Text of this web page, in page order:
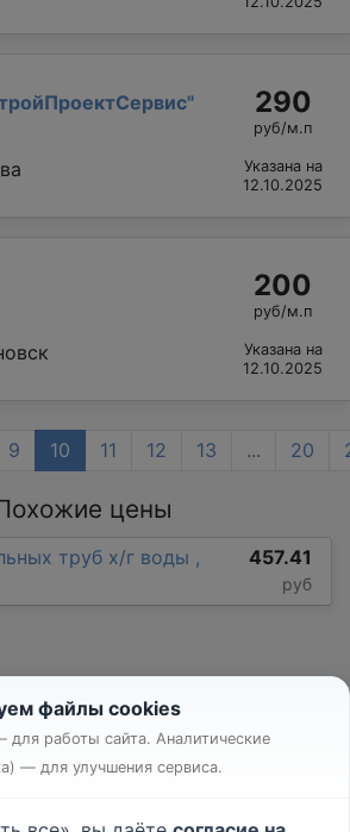
290
руб/м.п
Указана на
12.10.2025
200
руб/м.п
Указана на
12.10.2025
9 10 11 12 13 ... 20
цены
труб х/г воды ,
457.41
руб
Реклама
файлы cookies
работы сайта. Аналитические
— для улучшения сервиса.